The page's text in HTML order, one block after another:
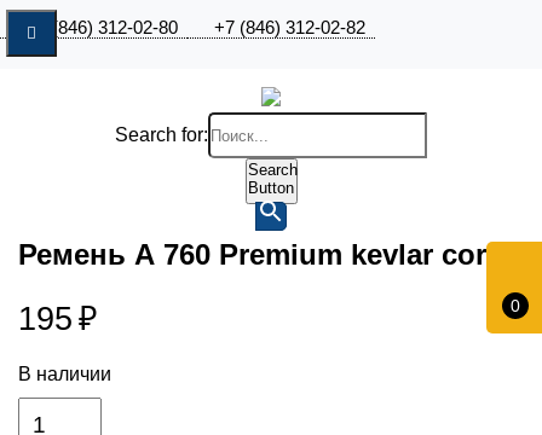
+7 (846) 312-02-80 +7 (846) 312-02-82
0
Search for:
Search
Button
Ремень А 760 Premium kevlar cord
195 ₽
В наличии